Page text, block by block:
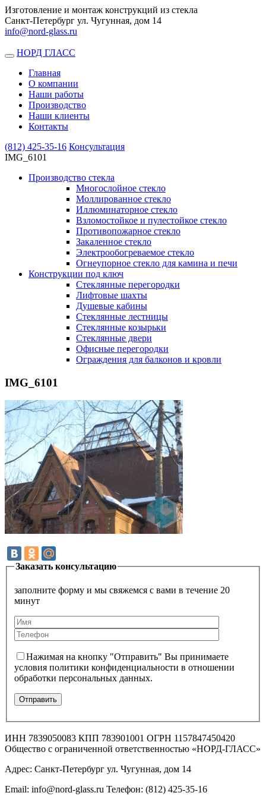
Изготовление и монтаж конструкций из стекла
Санкт-Петербург ул. Чугунная, дом 14
info@nord-glass.ru
Toggle
navigation
НОРД ГЛАСС
Главная
О компании
Наши работы
Производство
Наши клиенты
Контакты
(812) 425-35-16 Консультация
IMG_6101
Производство стекла
Многослойное стекло
Моллированное стекло
Иллюминаторное стекло
Взломостойкое и пулестойкое стекло
Противопожарное стекло
Закаленное стекло
Электрообогреваемое стекло
Огнеупорное стекло для камина и печи
Конструкции под ключ
Стеклянные перегородки
Лифтовые шахты
Душевые кабины
Cтеклянные лестницы
Cтеклянные козырьки
Cтеклянные двери
Офисные перегородки
Ограждения для балконов и кровли
IMG_6101
Заказать консультацию
заполните форму и мы свяжемся с вами в течение 20
минут
Нажимая на кнопку "Отправить" Вы принимаете
условия политики конфиденциальности в отношении
обработки персональных данных.
ИНН 7839050083 КПП 783901001 ОГРН 1157847450420
Общество с ограниченной ответственностью «НОРД-ГЛАСС»
Адрес: Санкт-Петербург ул. Чугунная, дом 14
Email: info@nord-glass.ru Телефон: (812) 425-35-16